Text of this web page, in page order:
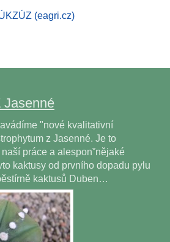
(eagri.cz)
Jasenné
"nové kvalitativní
z Jasenné. Je to
práce a alesponˇnějaké
kaktusy od prvního dopadu pylu
kaktusů Duben…